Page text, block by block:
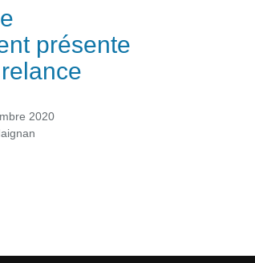
présente
2020